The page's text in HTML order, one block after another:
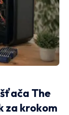
The
za krokom